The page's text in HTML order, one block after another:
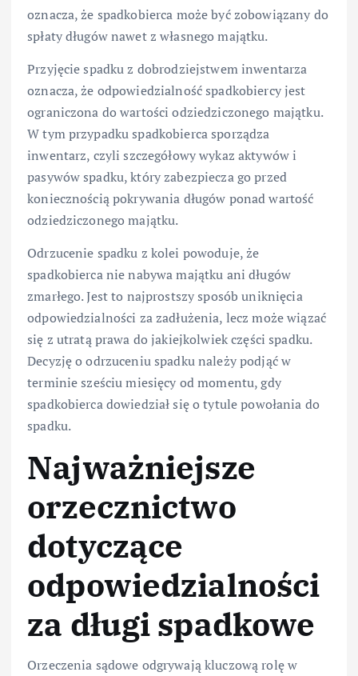
oznacza, że spadkobierca może być zobowiązany do
spłaty długów nawet z własnego majątku.
Przyjęcie spadku z dobrodziejstwem inwentarza
oznacza, że odpowiedzialność spadkobiercy jest
ograniczona do wartości odziedziczonego majątku.
W tym przypadku spadkobierca sporządza
inwentarz, czyli szczegółowy wykaz aktywów i
pasywów spadku, który zabezpiecza go przed
koniecznością pokrywania długów ponad wartość
odziedziczonego majątku.
Odrzucenie spadku z kolei powoduje, że
spadkobierca nie nabywa majątku ani długów
zmarłego. Jest to najprostszy sposób uniknięcia
odpowiedzialności za zadłużenia, lecz może wiązać
się z utratą prawa do jakiejkolwiek części spadku.
Decyzję o odrzuceniu spadku należy podjąć w
terminie sześciu miesięcy od momentu, gdy
spadkobierca dowiedział się o tytule powołania do
spadku.
Najważniejsze
orzecznictwo
dotyczące
odpowiedzialności
za długi spadkowe
Orzeczenia sądowe odgrywają kluczową rolę w